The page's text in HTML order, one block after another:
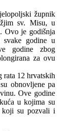
župnik
sv. Misu, u
Ovo je godišnja
godine u
godine zbog
za ovu
rata 12 hrvatskih
obnovljene pa
Ove godine
u kojima su
koji su pozvali i